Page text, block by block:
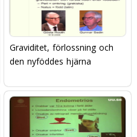
Graviditet, förlossning och
den nyföddes hjärna